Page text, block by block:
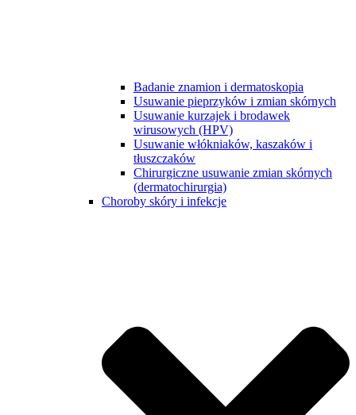
Badanie znamion i dermatoskopia
Usuwanie pieprzyków i zmian skórnych
Usuwanie kurzajek i brodawek
wirusowych (HPV)
Usuwanie włókniaków, kaszaków i
tłuszczaków
Chirurgiczne usuwanie zmian skórnych
(dermatochirurgia)
Choroby skóry i infekcje